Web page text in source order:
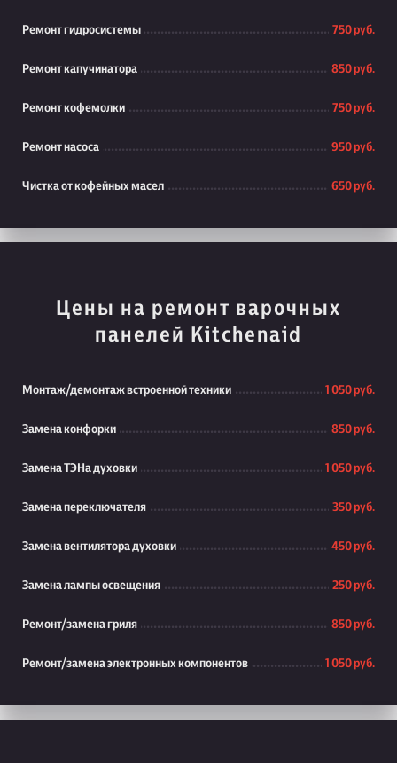
Ремонт гидросистемы 750 руб.
Ремонт капучинатора 850 руб.
Ремонт кофемолки 750 руб.
Ремонт насоса 950 руб.
Чистка от кофейных масел 650 руб.
Цены на ремонт варочных
панелей Kitchenaid
Монтаж/демонтаж встроенной техники 1 050 руб.
Замена конфорки 850 руб.
Замена ТЭНа духовки 1 050 руб.
Замена переключателя 350 руб.
Замена вентилятора духовки 450 руб.
Замена лампы освещения 250 руб.
Ремонт/замена гриля 850 руб.
Ремонт/замена электронных компонентов 1 050 руб.